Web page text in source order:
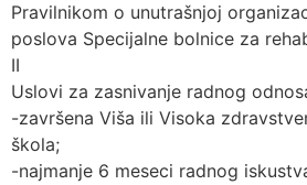
Pravilnikom o unutrašnjoj
poslova Specijalne bolnice za
II
Uslovi za zasnivanje radnog
-završena Viša ili Visoka
škola;
-najmanje 6 meseci radnog